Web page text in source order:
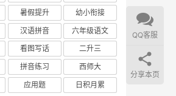
暑假提升
幼小衔接
汉语拼音
六年级语文
看图写话
二升三
拼音练习
西师大
应用题 日积月累
QQ客服
分享本页